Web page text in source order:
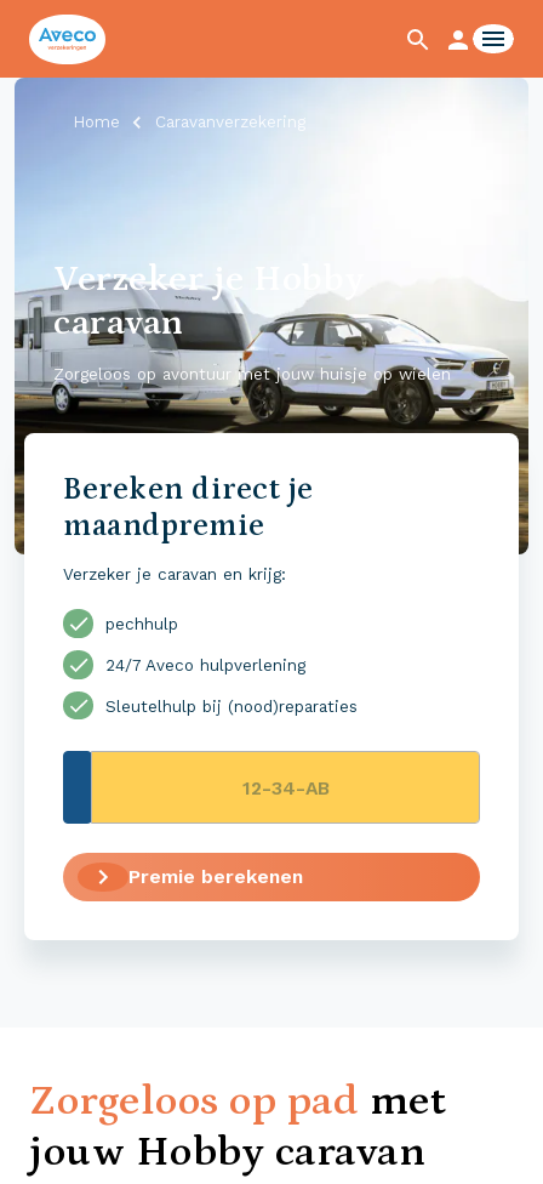
Home Caravanverzekering
Verzeker je Hobby
caravan
Zorgeloos op avontuur met jouw huisje op wielen
Bereken direct je
maandpremie
Verzeker je caravan en krijg:
pechhulp
24/7 Aveco hulpverlening
Sleutelhulp bij (nood)reparaties
Premie berekenen
Zorgeloos op pad met
jouw Hobby caravan